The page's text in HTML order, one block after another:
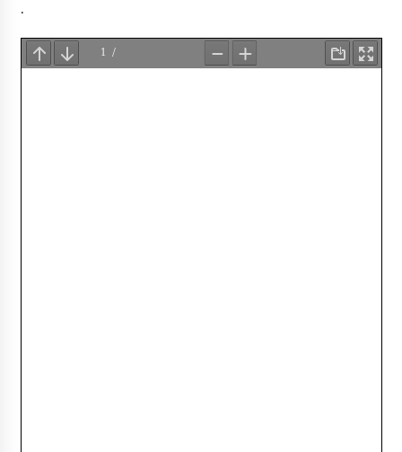
.